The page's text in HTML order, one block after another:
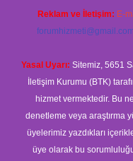
Reklam ve İletişim: E-
forumhizmeti@gmail.com
Yasal Uyarı: Sitemiz, 5651
İletişim Kurumu (BTK)
hizmet vermektedir. Bu
denetleme veya araştırma
üyelerimiz yazdıkları
üye olarak bu